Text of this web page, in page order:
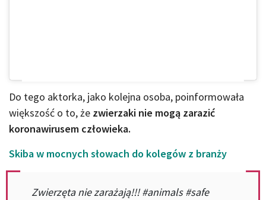
Do tego aktorka, jako kolejna osoba, poinformowała
większość o to, że zwierzaki nie mogą zarazić
koronawirusem człowieka.
Skiba w mocnych słowach do kolegów z branży
Zwierzęta nie zarażają!!! #animals #safe